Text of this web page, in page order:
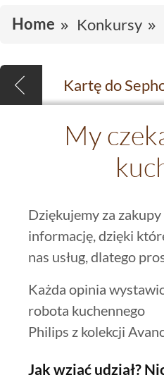
Home Konkursy
My
Dziękujemy za
informację, dzięki
nas usług, dlatego
Każda opinia
robota kuchennego
Philips z kolekcji
Jak wziąć udział?